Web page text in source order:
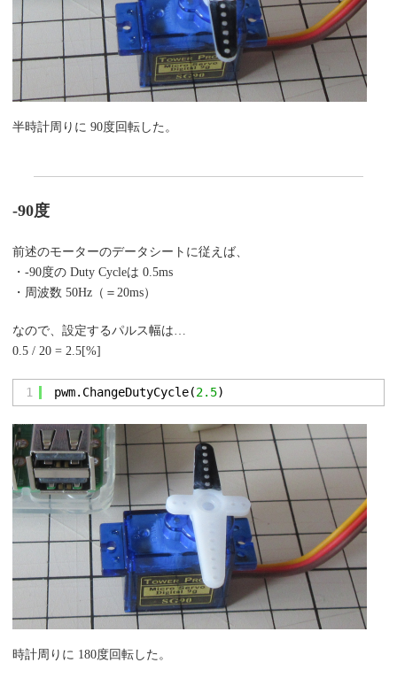
半時計周りに 90度回転した。
-90度
前述のモーターのデータシートに従えば、
・-90度の Duty Cycleは 0.5ms
・周波数 50Hz（＝20ms）
なので、設定するパルス幅は…
0.5 / 20 = 2.5[%]
1 pwm.ChangeDutyCycle(2.5)
時計周りに 180度回転した。